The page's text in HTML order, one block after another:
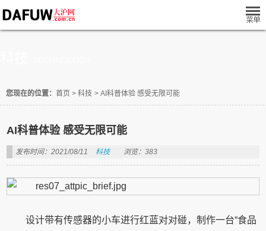
您现在的位置： 首页 > 科技 > AI科普体验 感受无限可能
AI科普体验 感受无限可能
发布时间：2021/08/11 科技 浏览：383
设计带有传感器的小车进行红蓝对对碰，制作一台“食品